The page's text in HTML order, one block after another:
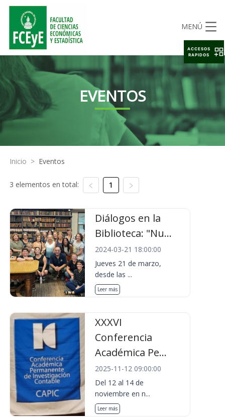
MENÚ
EVENTOS
Inicio > Eventos
3 elementos en total: 1
Diálogos en la
Biblioteca: "Nu...
2024-03-21 18:00:00
Jueves 21 de marzo,
desde las ...
Leer más
XXXVI
Conferencia
Académica Pe...
2025-11-12 09:00:00
Del 12 al 14 de
noviembre en n...
Leer más
ACCESOS
RAPIDOS